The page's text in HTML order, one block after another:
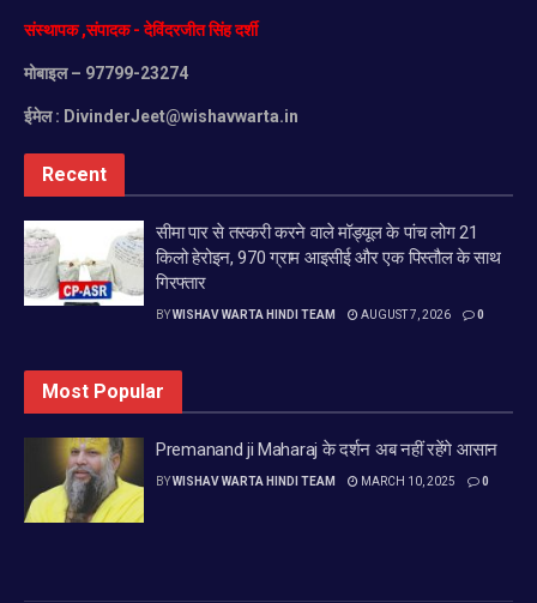
संस्थापक,संपादक-देविंदरजीतसिंहदर्शी
मोबाइल– 97799-23274
ईमेल : DivinderJeet@wishavwarta.in
Recent
सीमा पार से तस्करी करने वाले मॉड्यूल के पांच लोग 21
किलो हेरोइन, 970 ग्राम आइसीई और एक पिस्तौल के साथ
गिरफ्तार
BYWISHAV WARTA HINDI TEAM AUGUST 7, 2026 0
Most Popular
Premanand ji Maharaj के दर्शन अब नहीं रहेंगे आसान
BYWISHAV WARTA HINDI TEAM MARCH 10, 2025 0